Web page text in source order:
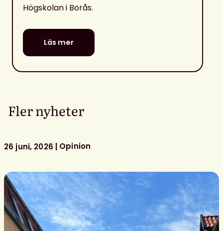
Högskolan i Borås.
Läs mer
Fler nyheter
26 juni, 2026 Opinion